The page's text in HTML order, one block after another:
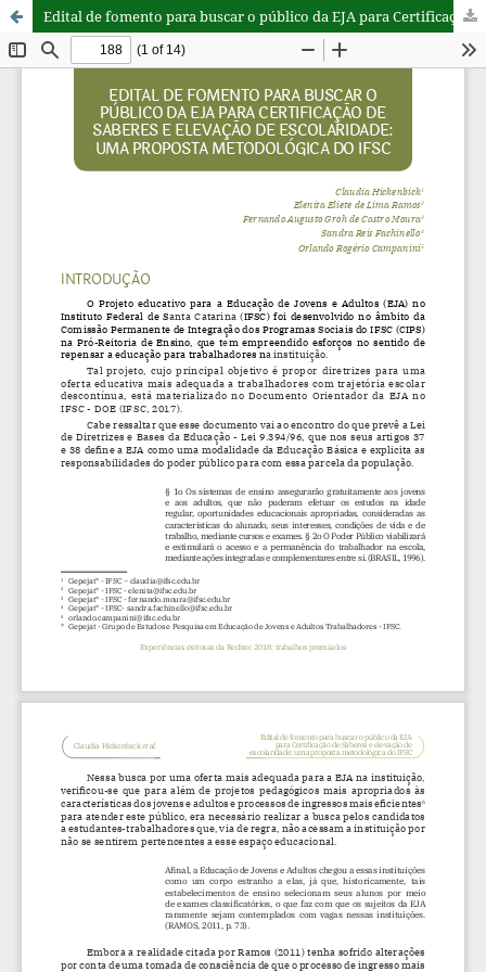
Edital de fomento para buscar o público da EJA para Certificação de Saberes e elevação de escolaridade: uma proposta metodológica do IFSC